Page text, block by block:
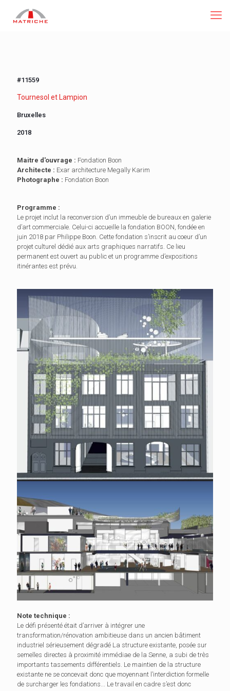
#11559
Tournesol et Lampion
Bruxelles
2018
Maitre d'ouvrage : Fondation Boon
Architecte : Exar architecture Megally Karim
Photographe : Fondation Boon
Programme :
Le projet inclut la reconversion d’un immeuble de bureaux en galerie
d’art commerciale. Celui-ci accueille la fondation BOON, fondée en
juin 2018 par Philippe Boon. Cette fondation s’inscrit au coeur d’un
projet culturel dédié aux arts graphiques narratifs. Ce lieu
permanent est ouvert au public et un programme d’expositions
itinérantes est prévu.
Note technique :
Le défi présenté était d’arriver à intégrer une
transformation/rénovation ambitieuse dans un ancien bâtiment
industriel sérieusement dégradé La structure existante, posée sur
semelles directes à proximité immédiae de la Senne, a subi de très
importants tassements différentiels. Le maintien de la structure
existante ne se concevait donc que moyennant l’interdiction formelle
de surcharger les fondations... Le travail en cadre s’est donc